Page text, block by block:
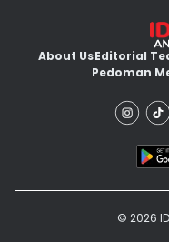
About UsEditorial
Pedoman
© 2026